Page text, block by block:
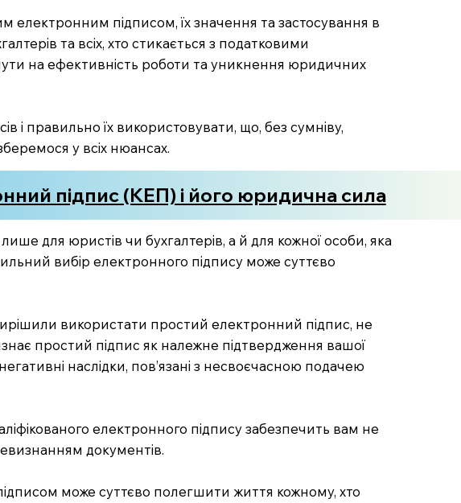
електронним підписом, їх значення та застосування в
та всіх, хто стикається з податковими
на ефективність роботи та уникнення юридичних
і правильно їх використовувати, що, без сумніву,
у всіх нюансах.
підпис (КЕП) і його юридична сила
для юристів чи бухгалтерів, а й для кожної особи, яка
вибір електронного підпису може суттєво
використати простий електронний підпис, не
простий підпис як належне підтвердження вашої
наслідки, пов’язані з несвоєчасною подачею
електронного підпису забезпечить вам не
документів.
може суттєво полегшити життя кожному, хто